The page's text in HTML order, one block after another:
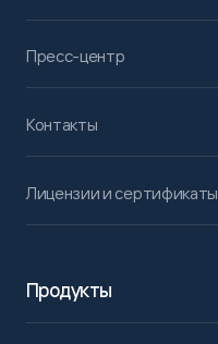
Пресс-центр
Контакты
Лицензии и сертификаты
Продукты